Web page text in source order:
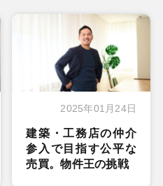
2025年01月24日
建築・工務店の仲介
参入で目指す公平な
売買。物件王の挑戦